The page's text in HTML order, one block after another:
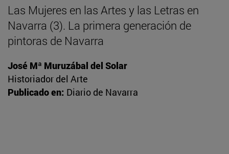
Las Mujeres en las Artes y las Letras en
Navarra (3). La primera generación de
pintoras de Navarra
José Mª Muruzábal del Solar
Historiador del Arte
Publicado en: Diario de Navarra